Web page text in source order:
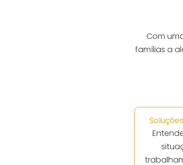
Com
famílias a